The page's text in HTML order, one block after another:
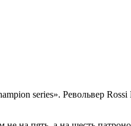
series». Револьвер